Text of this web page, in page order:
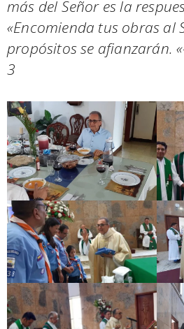
más del Señor es la
«Encomienda tus obras al
propósitos se afianzarán.
3